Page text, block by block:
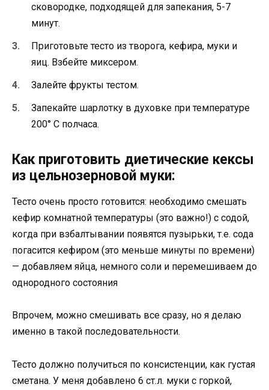
сковородке, подходящей для запекания, 5-7
минут.
Приготовьте тесто из творога, кефира, муки и
яиц. Взбейте миксером.
Залейте фрукты тестом.
Запекайте шарлотку в духовке при температуре
200° С полчаса.
Как приготовить диетические кексы
из цельнозерновой муки:
Тесто очень просто готовится: необходимо смешать
кефир комнатной температуры (это важно!) с содой,
когда при взбалтывании появятся пузырьки, т.е. сода
погасится кефиром (это меньше минуты по времени)
— добавляем яйца, немного соли и перемешиваем до
однородного состояния
Впрочем, можно смешивать все сразу, но я делаю
именно в такой последовательности.
Тесто должно получиться по консистенции, как густая
сметана. У меня добавлено 6 ст.л. муки с горкой,